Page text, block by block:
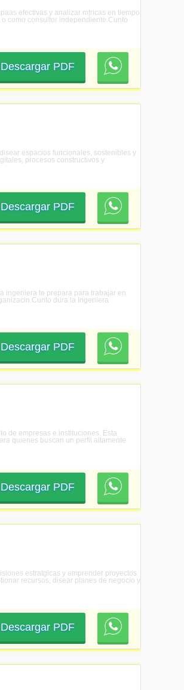
efectivas y analizar mtricas en tiempo
como consultor independiente.Cunto
Descargar PDF
espacios funcionales, sostenibles y
procesos constructivos y
Descargar PDF
ingeniera te prepara para trabajar en
dura la Ingeniera
Descargar PDF
de empresas e instituciones. Esta
quienes buscan un perfil altamente
Descargar PDF
estratgicas y emprender proyectos
recursos, disear planes de negocio y
Descargar PDF